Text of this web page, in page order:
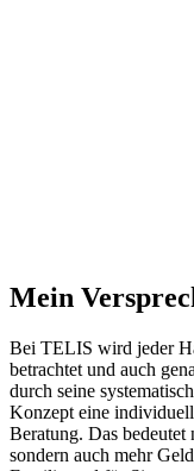
Mein
Bei TELIS wird jeder
betrachtet und auch
durch seine
Konzept eine
Beratung. Das
sondern auch mehr